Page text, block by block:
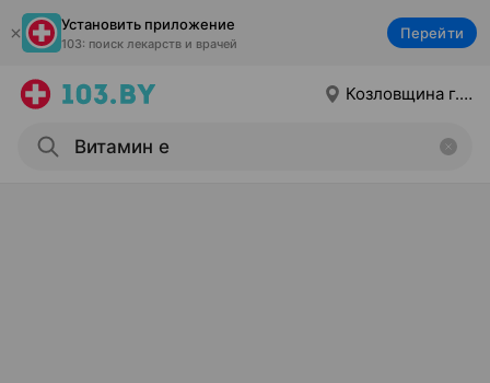
Установить приложение
103: поиск лекарств и врачей
Перейти
Козловщина г.п.